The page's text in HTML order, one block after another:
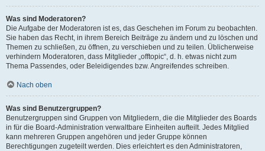
Was sind Moderatoren?
Die Aufgabe der Moderatoren ist es, das Geschehen im Forum zu beobachten.
Sie haben das Recht, in ihrem Bereich Beiträge zu ändern und zu löschen und
Themen zu schließen, zu öffnen, zu verschieben und zu teilen. Üblicherweise
verhindern Moderatoren, dass Mitglieder „offtopic“, d. h. etwas nicht zum
Thema Passendes, oder Beleidigendes bzw. Angreifendes schreiben.
Nach oben
Was sind Benutzergruppen?
Benutzergruppen sind Gruppen von Mitgliedern, die die Mitglieder des Boards
in für die Board-Administration verwaltbare Einheiten aufteilt. Jedes Mitglied
kann mehreren Gruppen angehören und jeder Gruppe können
Berechtigungen zugeteilt werden. Dies erleichtert es den Administratoren,